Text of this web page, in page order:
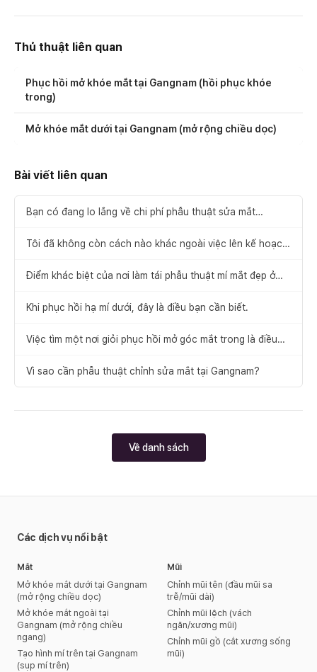
Thủ thuật liên quan
Phục hồi mở khóe mắt tại Gangnam (hồi phục khóe
trong)
Mở khóe mắt dưới tại Gangnam (mở rộng chiều dọc)
Bài viết liên quan
Bạn có đang lo lắng về chi phí phẫu thuật sửa mắt
Tôi đã không còn cách nào khác ngoài việc lên kế hoạch
Điểm khác biệt của nơi làm tái phẫu thuật mí mắt đẹp ở
Khi phục hồi hạ mí dưới, đây là điều bạn cần biết.
Việc tìm một nơi giỏi phục hồi mở góc mắt trong là điều
Vì sao cần phẫu thuật chỉnh sửa mắt tại Gangnam?
Về danh sách
Các dịch vụ nổi bật
Mắt
Mở khóe mắt dưới tại Gangnam
(mở rộng chiều dọc)
Mở khóe mắt ngoài tại
Gangnam (mở rộng chiều
ngang)
Tạo hình mí trên tại Gangnam
(sụp mí trên)
Mũi
Chỉnh mũi tên (đầu mũi sa
trễ/mũi dài)
Chỉnh mũi lệch (vách
ngăn/xương mũi)
Chỉnh mũi gồ (cắt xương sống
mũi)